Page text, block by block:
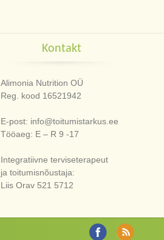
Kontakt
Alimonia Nutrition OÜ
Reg. kood 16521942
E-post: info@toitumistarkus.ee
Tööaeg: E – R 9 -17
Integratiivne terviseterapeut
ja toitumisnõustaja:
Liis Orav 521 5712